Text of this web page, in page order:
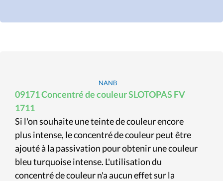
NANB
09171 Concentré de couleur SLOTOPAS FV
1711
Si l'on souhaite une teinte de couleur encore
plus intense, le concentré de couleur peut être
ajouté à la passivation pour obtenir une couleur
bleu turquoise intense. L'utilisation du
concentré de couleur n'a aucun effet sur la